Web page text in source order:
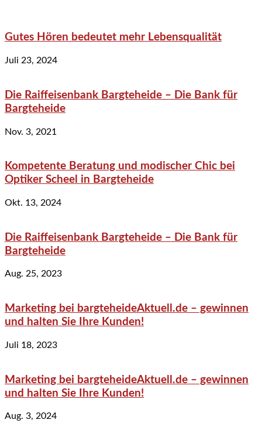
Gutes Hören bedeutet mehr Lebensqualität
Juli 23, 2024
Die Raiffeisenbank Bargteheide – Die Bank für
Bargteheide
Nov. 3, 2021
Kompetente Beratung und modischer Chic bei
Optiker Scheel in Bargteheide
Okt. 13, 2024
Die Raiffeisenbank Bargteheide – Die Bank für
Bargteheide
Aug. 25, 2023
Marketing bei bargteheideAktuell.de – gewinnen
und halten Sie Ihre Kunden!
Juli 18, 2023
Marketing bei bargteheideAktuell.de – gewinnen
und halten Sie Ihre Kunden!
Aug. 3, 2024